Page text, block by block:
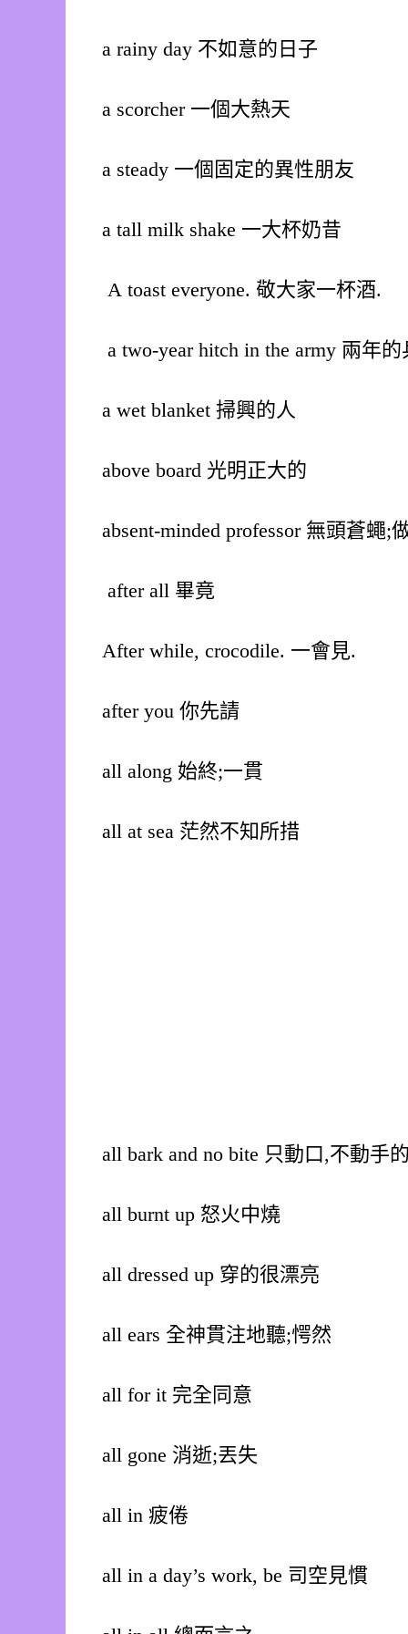
a rainy day 不如意的日子
a scorcher 一個大熱天
a steady 一個固定的異性朋友
a tall milk shake 一大杯奶昔
A toast everyone. 敬大家一杯酒.
a two-year hitch in the army 兩年
a wet blanket 掃興的人
above board 光明正大的
absent-minded professor 無頭蒼蠅;
after all 畢竟
After while, crocodile. 一會見.
after you 你先請
all along 始終;一貫
all at sea 茫然不知所措
all bark and no bite 只動口,不動手
all burnt up 怒火中燒
all dressed up 穿的很漂亮
all ears 全神貫注地聽;愕然
all for it 完全同意
all gone 消逝;丟失
all in 疲倦
all in a day’s work, be 司空見慣